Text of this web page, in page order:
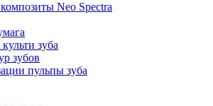
Neo Spectra
зуба
зубов
пульпы зуба